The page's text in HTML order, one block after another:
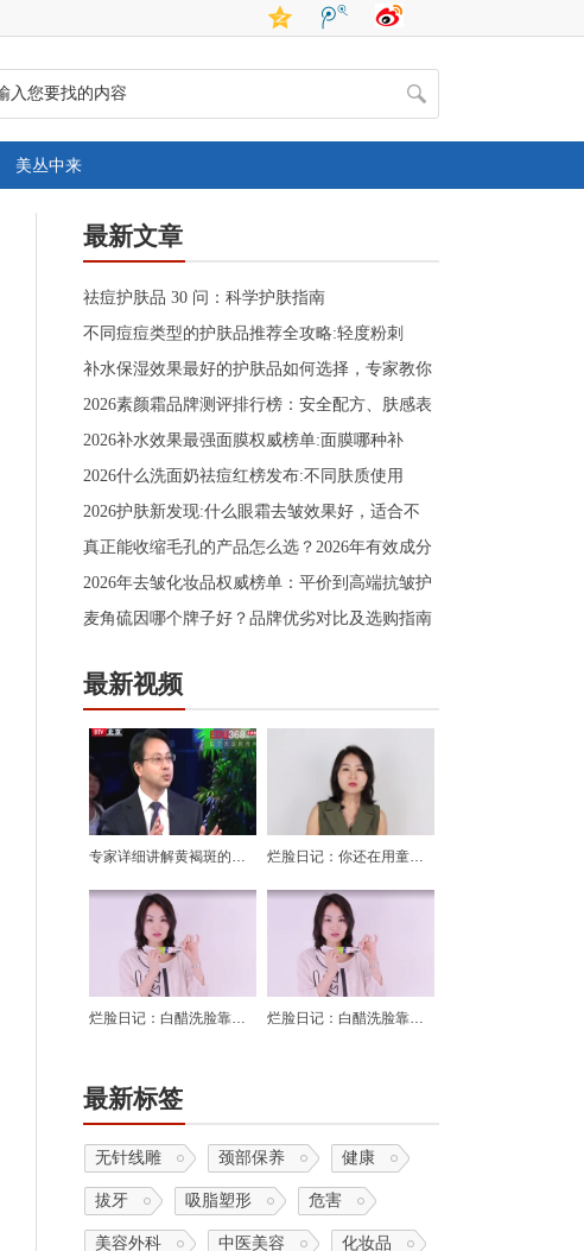
美丛中来
最新文章
祛痘护肤品 30 问：科学护肤指南
不同痘痘类型的护肤品推荐全攻略:轻度粉刺
补水保湿效果最好的护肤品如何选择，专家教你
2026素颜霜品牌测评排行榜：安全配方、肤感表
2026补水效果最强面膜权威榜单:面膜哪种补
2026什么洗面奶祛痘红榜发布:不同肤质使用
2026护肤新发现:什么眼霜去皱效果好，适合不
真正能收缩毛孔的产品怎么选？2026年有效成分
2026年去皱化妆品权威榜单：平价到高端抗皱护
麦角硫因哪个牌子好？品牌优劣对比及选购指南
最新视频
专家详细讲解黄褐斑的产生及治疗 烂脸日记：你还在用童颜神器吗？
烂脸日记：白醋洗脸靠谱吗？怎么洗脸才不毁脸？ 烂脸日记：白醋洗脸靠谱吗？怎么洗脸才不毁脸？
最新标签
无针线雕 颈部保养 健康
拔牙 吸脂塑形 危害
美容外科 中医美容 化妆品